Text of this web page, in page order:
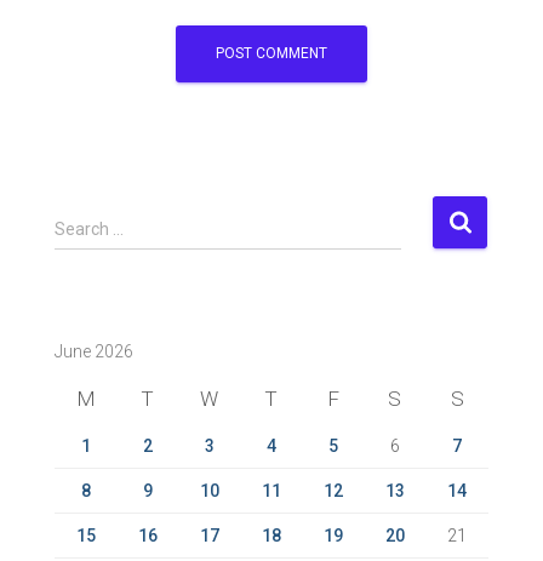
S
e
h
Search …
June 2026
M T W T F S S
1 2 3 4 5 6 7
8 9 10 11 12 13 14
15 16 17 18 19 20 21